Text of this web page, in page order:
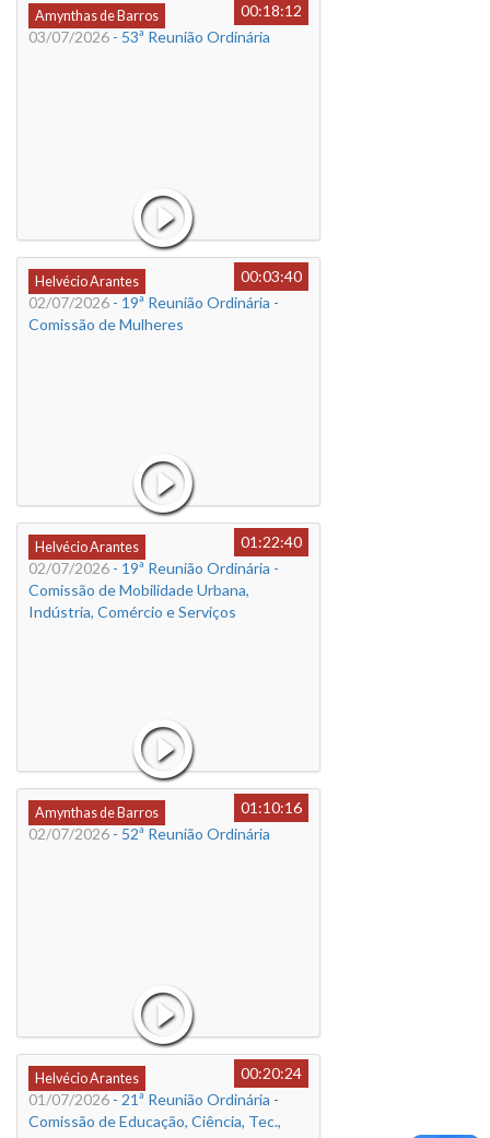
Amynthas de Barros
00:18:12
03/07/2026 - 53ª Reunião Ordinária
Helvécio Arantes
00:03:40
02/07/2026 - 19ª Reunião Ordinária -
Comissão de Mulheres
Helvécio Arantes
01:22:40
02/07/2026 - 19ª Reunião Ordinária -
Comissão de Mobilidade Urbana,
Indústria, Comércio e Serviços
Amynthas de Barros
01:10:16
02/07/2026 - 52ª Reunião Ordinária
Helvécio Arantes
00:20:24
01/07/2026 - 21ª Reunião Ordinária -
Comissão de Educação, Ciência, Tec.,